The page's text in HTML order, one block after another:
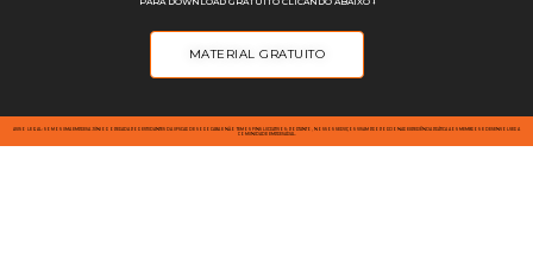
MATERIAL GRATUITO
AVISO LEGAL: SOMOS UMA EMPRESA JÚNIOR OPERADA POR ESTUDANTES DA UFSCAR DE SOROCABA E NÃO TEMOS FINS LUCRATIVOS; PORTANTO, NOSSOS SERVIÇOS VISAM PROPORCIONAR EXPERIÊNCIA PRÁTICA AOS MEMBROS E DESENVOLVER A
COMUNIDADE EMPRESARIAL.